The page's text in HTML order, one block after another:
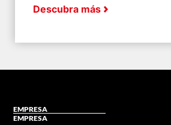
Descubra más
EMPRESA
EMPRESA